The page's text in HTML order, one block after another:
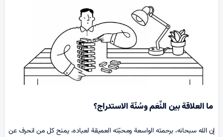
ما العلاقة بين النِّعَم وسُنّة الاستدراج؟
إن الله سبحانه، برحمته الواسعة ومحبّته العميقة لعباده، يمنح كل من انحرف عن